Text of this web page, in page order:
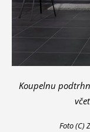
Koupelnu
Foto (C)